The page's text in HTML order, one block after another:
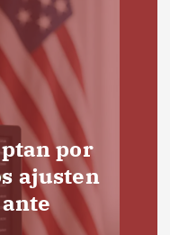
por
ajusten